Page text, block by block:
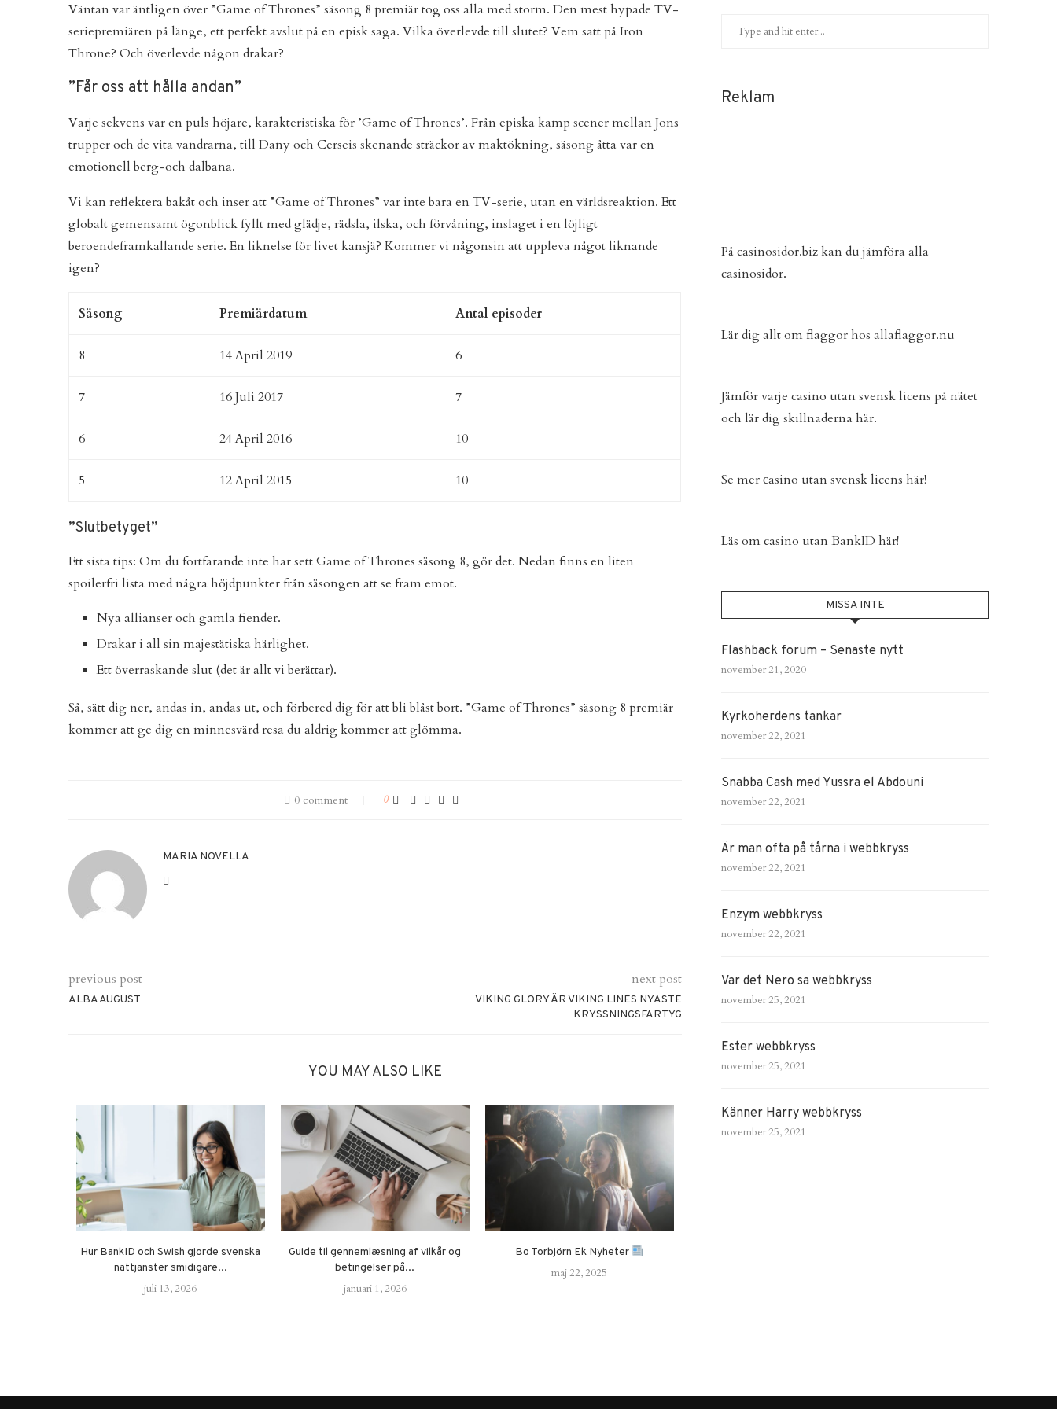
Väntan var äntligen över ”Game of Thrones” säsong 8 premiär tog oss alla med storm. Den mest hypade TV-
seriepremiären på länge, ett perfekt avslut på en episk saga. Vilka överlevde till slutet? Vem satt på Iron
Throne? Och överlevde någon drakar?
”Får oss att hålla andan”
Varje sekvens var en puls höjare, karakteristiska för ’Game of Thrones’. Från episka kamp scener mellan Jons
trupper och de vita vandrarna, till Dany och Cerseis skenande sträckor av maktökning, säsong åtta var en
emotionell berg-och dalbana.
Vi kan reflektera bakåt och inser att ”Game of Thrones” var inte bara en TV-serie, utan en världsreaktion. Ett
globalt gemensamt ögonblick fyllt med glädje, rädsla, ilska, och förvåning, inslaget i en löjligt
beroendeframkallande serie. En liknelse för livet kansjä? Kommer vi någonsin att uppleva något liknande
igen?
Säsong Premiärdatum Antal episoder
8 14 April 2019 6
7 16 Juli 2017 7
6 24 April 2016 10
5 12 April 2015 10
”Slutbetyget”
Ett sista tips: Om du fortfarande inte har sett Game of Thrones säsong 8, gör det. Nedan finns en liten
spoilerfri lista med några höjdpunkter från säsongen att se fram emot.
Nya allianser och gamla fiender.
Drakar i all sin majestätiska härlighet.
Ett överraskande slut (det är allt vi berättar).
Så, sätt dig ner, andas in, andas ut, och förbered dig för att bli blåst bort. ”Game of Thrones” säsong 8 premiär
kommer att ge dig en minnesvärd resa du aldrig kommer att glömma.
0 comment 0
MARIA NOVELLA
previous post
ALBA AUGUST
next post
VIKING GLORY ÄR VIKING LINES NYASTE
KRYSSNINGSFARTYG
YOU MAY ALSO LIKE
Hur BankID och Swish gjorde svenska
nättjänster smidigare...
juli 13, 2026
Guide til gennemlæsning af vilkår og
betingelser på...
januari 1, 2026
Bo Torbjörn Ek Nyheter
maj 22, 2025
Reklam
På casinosidor.bizkan du jämföra alla
casinosidor.
Lär dig allt om flaggor hos allaflaggor.nu
Jämför varje casino utan svensk licens på nätet
och lär dig skillnaderna här.
Se merсasino utan svensk licens här!
Läs omcasino utan BankID här!
MISSA INTE
Flashback forum – Senaste nytt
november 21, 2020
Kyrkoherdens tankar
november 22, 2021
Snabba Cash med Yussra el Abdouni
november 22, 2021
Är man ofta på tårna i webbkryss
november 22, 2021
Enzym webbkryss
november 22, 2021
Var det Nero sa webbkryss
november 25, 2021
Ester webbkryss
november 25, 2021
Känner Harry webbkryss
november 25, 2021